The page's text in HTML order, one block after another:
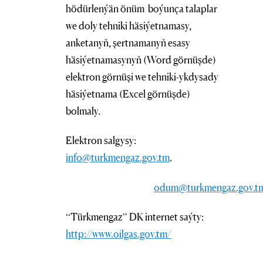
hödürlenýän önüm boýunça talaplar
we doly tehniki häsiýetnamasy,
anketanyň, şertnamanyň esasy
häsiýetnamasynyň (Word görnüşde)
elektron görnüşi we tehniki-ykdysady
häsiýetnama (Excel görnüşde)
bolmaly.
Elektron salgysy:
info@turkmengaz.gov.tm.
“Türkmengaz” DK internet saýty:
http://www.oilgas.gov.tm/